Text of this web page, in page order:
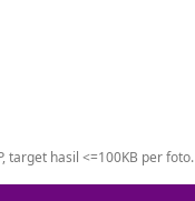
target hasil <=100KB per foto.